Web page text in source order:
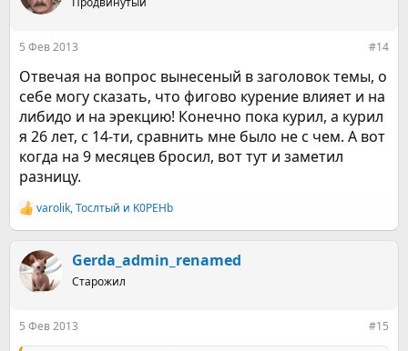
и
5 Фев 2013 #14
Отвечая на вопрос вынесеный в заголовок темы, о
себе могу сказать, что фигово курение влияет и на
либидо и на эрекцию! Конечно пока курил, а курил
я 26 лет, с 14-ти, сравнить мне было не с чем. А вот
когда на 9 месяцев бросил, вот тут и заметил
разницу.
Р
е
к
ц
и
varolik,Тослтый и K0PEHb
Gerda_admin_renamed
Старожил
5 Фев 2013 #15